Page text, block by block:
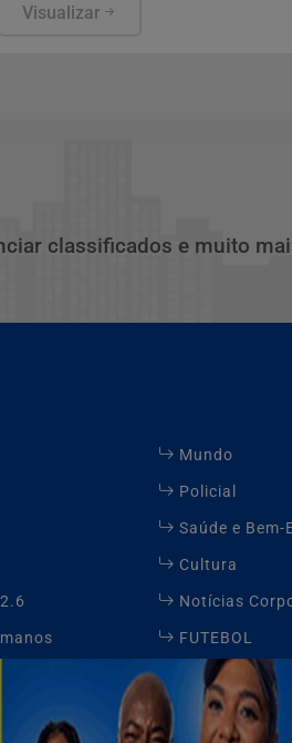
estadual, Senado, Câmara dos
Visualizar
classificados e muito
Mundo
Policial
Saúde e Bem-
Cultura
Notícias
FUTEBOL
Contato